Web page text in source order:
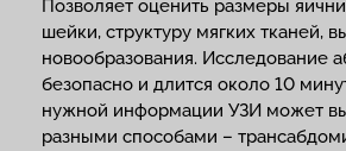
Позволяет оценить размеры
шейки, структуру мягких тканей,
новообразования. Исследование
безопасно и длится около 10
нужной информации УЗИ может
разными способами –